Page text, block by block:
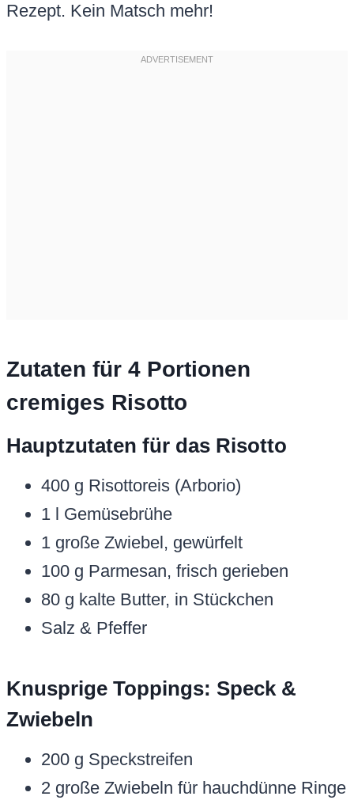
Rezept. Kein Matsch mehr!
Zutaten für 4 Portionen
cremiges Risotto
Hauptzutaten für das Risotto
400 g Risottoreis (Arborio)
1 l Gemüsebrühe
1 große Zwiebel, gewürfelt
100 g Parmesan, frisch gerieben
80 g kalte Butter, in Stückchen
Salz & Pfeffer
Knusprige Toppings: Speck &
Zwiebeln
200 g Speckstreifen
2 große Zwiebeln für hauchdünne Ringe